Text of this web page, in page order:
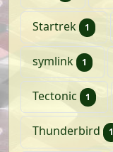
Startrek 1
symlink 1
Tectonic 1
Thunderbird 1